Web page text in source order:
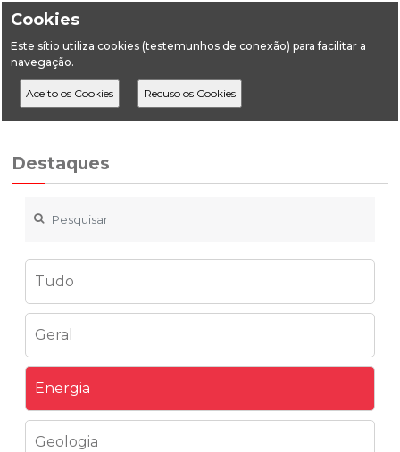
Cookies
Este sítio utiliza cookies (testemunhos de conexão) para facilitar a
navegação.
HomeDestaques Energia Aprovação do RMSA-E 2020
Destaques
Tudo
Geral
Energia
Geologia